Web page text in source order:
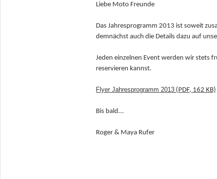
Liebe Moto Freunde
Das Jahresprogramm 2013 ist soweit
demnächst auch die Details dazu auf
Jeden einzelnen Event werden wir stets
reservieren kannst.
Flyer Jahresprogramm 2013 (PDF, 162 KB)
Bis bald...
Roger & Maya Rufer